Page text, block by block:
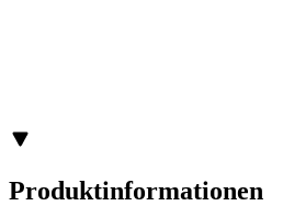
Produktinformationen